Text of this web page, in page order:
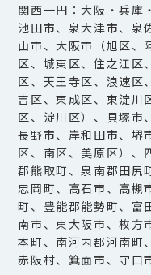
関西一円：大阪・兵庫
池田市、泉大津市、泉
山市、大阪市（旭区、
区、城東区、住之江区
区、天王寺区、浪速区
吉区、東成区、東淀川
区、淀川区）、貝塚市
長野市、岸和田市、堺
区、南区、美原区）、
郡熊取町、泉南郡田尻
忠岡町、高石市、高槻
町、豊能郡能勢町、富
南市、東大阪市、枚方
本町、南河内郡河南町
赤阪村、箕面市、守口